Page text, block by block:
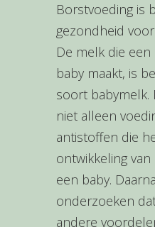
Borstvoeding is
gezondheid
De melk die
baby maakt, is
soort babymelk.
niet alleen
antistoffen die
ontwikkeling
een baby.
onderzoeken
andere